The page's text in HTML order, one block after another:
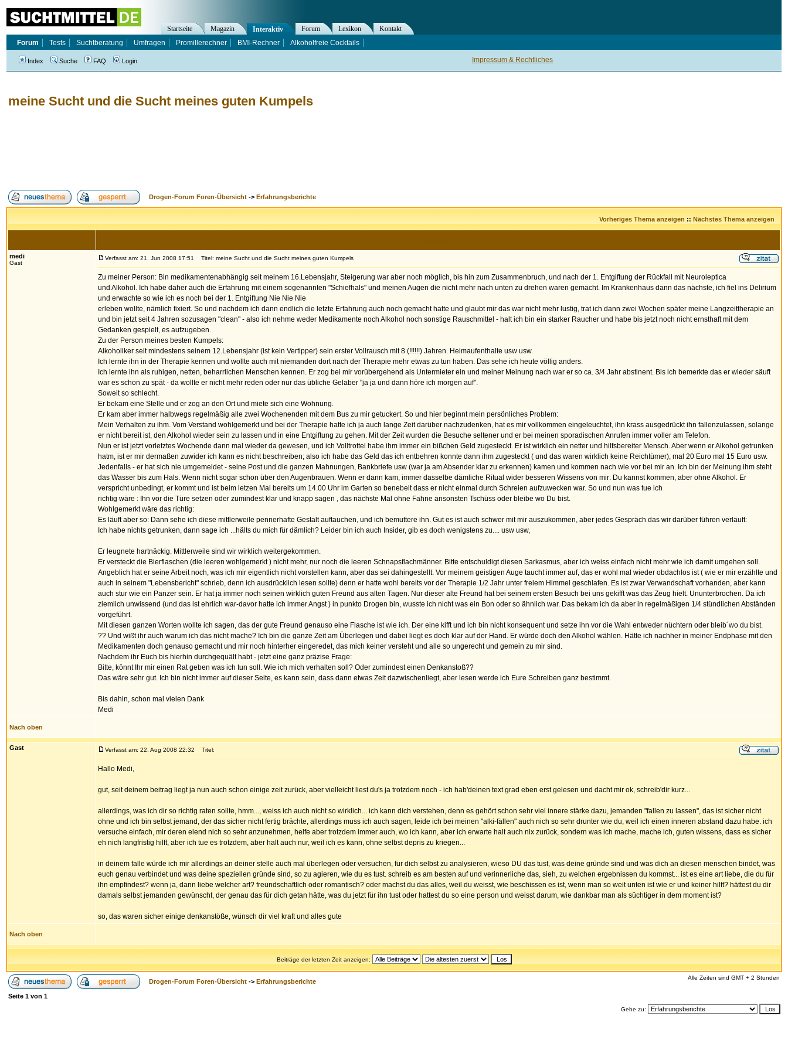
meine Sucht und die Sucht meines guten Kumpels
Drogen-Forum Foren-Übersicht -> Erfahrungsberichte
Vorheriges Thema anzeigen :: Nächstes Thema anzeigen
medi
Gast
Verfasst am: 21. Jun 2008 17:51 Titel: meine Sucht und die Sucht meines guten Kumpels
Zu meiner Person: Bin medikamentenabhängig seit meinem 16.Lebensjahr, Steigerung war aber noch möglich, bis hin zum Zusammenbruch, und nach der 1. Entgiftung der Rückfall mit Neuroleptica
und Alkohol. Ich habe daher auch die Erfahrung mit einem sogenannten "Schiefhals" und meinen Augen die nicht mehr nach unten zu drehen waren gemacht. Im Krankenhaus dann das nächste, ich fiel ins Delirium
und erwachte so wie ich es noch bei der 1. Entgiftung Nie Nie Nie
erleben wollte, nämlich fixiert. So und nachdem ich dann endlich die letzte Erfahrung auch noch gemacht hatte und glaubt mir das war nicht mehr lustig, trat ich dann zwei Wochen später meine Langzeittherapie an
und bin jetzt seit 4 Jahren sozusagen "clean" - also ich nehme weder Medikamente noch Alkohol noch sonstige Rauschmittel - halt ich bin ein starker Raucher und habe bis jetzt noch nicht ernsthaft mit dem
Gedanken gespielt, es aufzugeben.
Zu der Person meines besten Kumpels:
Alkoholiker seit mindestens seinem 12.Lebensjahr (ist kein Vertipper) sein erster Vollrausch mit 8 (!!!!!!) Jahren. Heimaufenthalte usw usw.
Ich lernte ihn in der Therapie kennen und wollte auch mit niemanden dort nach der Therapie mehr etwas zu tun haben. Das sehe ich heute völlig anders.
Ich lernte ihn als ruhigen, netten, beharrlichen Menschen kennen. Er zog bei mir vorübergehend als Untermieter ein und meiner Meinung nach war er so ca. 3/4 Jahr abstinent. Bis ich bemerkte das er wieder säuft
war es schon zu spät - da wollte er nicht mehr reden oder nur das übliche Gelaber "ja ja und dann höre ich morgen auf".
Soweit so schlecht.
Er bekam eine Stelle und er zog an den Ort und miete sich eine Wohnung.
Er kam aber immer halbwegs regelmäßig alle zwei Wochenenden mit dem Bus zu mir getuckert. So und hier beginnt mein persönliches Problem:
Mein Verhalten zu ihm. Vom Verstand wohlgemerkt und bei der Therapie hatte ich ja auch lange Zeit darüber nachzudenken, hat es mir vollkommen eingeleuchtet, ihn krass ausgedrückt ihn fallenzulassen, solange
er nícht bereit ist, den Alkohol wieder sein zu lassen und in eine Entgiftung zu gehen. Mit der Zeit wurden die Besuche seltener und er bei meinen sporadischen Anrufen immer voller am Telefon.
Nun er ist jetzt vorletztes Wochende dann mal wieder da gewesen, und ich Volltrottel habe ihm immer ein bißchen Geld zugesteckt. Er ist wirklich ein netter und hilfsbereiter Mensch. Aber wenn er Alkohol getrunken
hatm, ist er mir dermaßen zuwider ich kann es nicht beschreiben; also ich habe das Geld das ich entbehren konnte dann ihm zugesteckt ( und das waren wirklich keine Reichtümer), mal 20 Euro mal 15 Euro usw.
Jedenfalls - er hat sich nie umgemeldet - seine Post und die ganzen Mahnungen, Bankbriefe usw (war ja am Absender klar zu erkennen) kamen und kommen nach wie vor bei mir an. Ich bin der Meinung ihm steht
das Wasser bis zum Hals. Wenn nicht sogar schon über den Augenbrauen. Wenn er dann kam, immer dasselbe dämliche Ritual wider besseren Wissens von mir: Du kannst kommen, aber ohne Alkohol. Er
verspricht unbedingt, er kommt und ist beim letzen Mal bereits um 14.00 Uhr im Garten so benebelt dass er nicht einmal durch Schreien aufzuwecken war. So und nun was tue ich
richtig wäre : Ihn vor die Türe setzen oder zumindest klar und knapp sagen , das nächste Mal ohne Fahne ansonsten Tschüss oder bleibe wo Du bist.
Wohlgemerkt wäre das richtig:
Es läuft aber so: Dann sehe ich diese mittlerweile pennerhafte Gestalt auftauchen, und ich bemuttere ihn. Gut es ist auch schwer mit mir auszukommen, aber jedes Gespräch das wir darüber führen verläuft:
Ich habe nichts getrunken, dann sage ich ...hälts du mich für dämlich? Leider bin ich auch Insider, gib es doch wenigstens zu.... usw usw,
Er leugnete hartnäckig. Mittlerweile sind wir wirklich weitergekommen.
Er versteckt die Bierflaschen (die leeren wohlgemerkt ) nicht mehr, nur noch die leeren Schnapsflachmänner. Bitte entschuldigt diesen Sarkasmus, aber ich weiss einfach nicht mehr wie ich damit umgehen soll.
Angeblich hat er seine Arbeit noch, was ich mir eigentlich nicht vorstellen kann, aber das sei dahingestellt. Vor meinem geistigen Auge taucht immer auf, das er wohl mal wieder obdachlos ist ( wie er mir erzählte und
auch in seinem "Lebensbericht" schrieb, denn ich ausdrücklich lesen sollte) denn er hatte wohl bereits vor der Therapie 1/2 Jahr unter freiem Himmel geschlafen. Es ist zwar Verwandschaft vorhanden, aber kann
auch stur wie ein Panzer sein. Er hat ja immer noch seinen wirklich guten Freund aus alten Tagen. Nur dieser alte Freund hat bei seinem ersten Besuch bei uns gekifft was das Zeug hielt. Ununterbrochen. Da ich
ziemlich unwissend (und das ist ehrlich war-davor hatte ich immer Angst ) in punkto Drogen bin, wusste ich nicht was ein Bon oder so ähnlich war. Das bekam ich da aber in regelmäßigen 1/4 stündlichen Abständen
vorgeführt.
Mit diesen ganzen Worten wollte ich sagen, das der gute Freund genauso eine Flasche ist wie ich. Der eine kifft und ich bin nicht konsequent und setze ihn vor die Wahl entweder nüchtern oder bleib´wo du bist.
?? Und wißt ihr auch warum ich das nicht mache? Ich bin die ganze Zeit am Überlegen und dabei liegt es doch klar auf der Hand. Er würde doch den Alkohol wählen. Hätte ich nachher in meiner Endphase mit den
Medikamenten doch genauso gemacht und mir noch hinterher eingeredet, das mich keiner versteht und alle so ungerecht und gemein zu mir sind.
Nachdem ihr Euch bis hierhin durchgequält habt - jetzt eine ganz präzise Frage:
Bitte, könnt Ihr mir einen Rat geben was ich tun soll. Wie ich mich verhalten soll? Oder zumindest einen Denkanstoß??
Das wäre sehr gut. Ich bin nicht immer auf dieser Seite, es kann sein, dass dann etwas Zeit dazwischenliegt, aber lesen werde ich Eure Schreiben ganz bestimmt.
Bis dahin, schon mal vielen Dank
Medi
Nach oben
Gast Verfasst am: 22. Aug 2008 22:32 Titel:
Hallo Medi,
gut, seit deinem beitrag liegt ja nun auch schon einige zeit zurück, aber vielleicht liest du's ja trotzdem noch - ich hab'deinen text grad eben erst gelesen und dacht mir ok, schreib'dir kurz...
allerdings, was ich dir so richtig raten sollte, hmm..., weiss ich auch nicht so wirklich... ich kann dich verstehen, denn es gehört schon sehr viel innere stärke dazu, jemanden "fallen zu lassen", das ist sicher nicht
ohne und ich bin selbst jemand, der das sicher nicht fertig brächte, allerdings muss ich auch sagen, leide ich bei meinen "alki-fällen" auch nich so sehr drunter wie du, weil ich einen inneren abstand dazu habe. ich
versuche einfach, mir deren elend nich so sehr anzunehmen, helfe aber trotzdem immer auch, wo ich kann, aber ich erwarte halt auch nix zurück, sondern was ich mache, mache ich, guten wissens, dass es sicher
eh nich langfristig hilft, aber ich tue es trotzdem, aber halt auch nur, weil ich es kann, ohne selbst depris zu kriegen...
in deinem falle würde ich mir allerdings an deiner stelle auch mal überlegen oder versuchen, für dich selbst zu analysieren, wieso DU das tust, was deine gründe sind und was dich an diesen menschen bindet, was
euch genau verbindet und was deine speziellen gründe sind, so zu agieren, wie du es tust. schreib es am besten auf und verinnerliche das, sieh, zu welchen ergebnissen du kommst... ist es eine art liebe, die du für
ihn empfindest? wenn ja, dann liebe welcher art? freundschaftlich oder romantisch? oder machst du das alles, weil du weisst, wie beschissen es ist, wenn man so weit unten ist wie er und keiner hilft? hättest du dir
damals selbst jemanden gewünscht, der genau das für dich getan hätte, was du jetzt für ihn tust oder hattest du so eine person und weisst darum, wie dankbar man als süchtiger in dem moment ist?
so, das waren sicher einige denkanstöße, wünsch dir viel kraft und alles gute
Nach oben
Beiträge der letzten Zeit anzeigen:
Drogen-Forum Foren-Übersicht -> Erfahrungsberichte
Alle Zeiten sind GMT + 2 Stunden
Seite 1 von 1
Gehe zu:
Impressum & Rechtliches
Startseite Magazin Interaktiv Forum Lexikon
Kontakt
Forum
Tests Suchtberatung Umfragen Promillerechner BMI-Rechner Alkoholfreie Cocktails
Index Suche FAQ Login